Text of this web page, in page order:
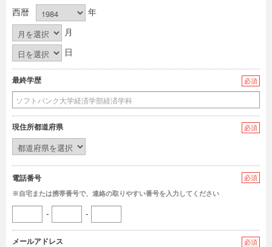
西暦 年
月
日
最終学歴 必須
現住所都道府県 必須
電話番号
※自宅または携帯番号で、連絡の取りやすい番号を入力してください
必須
- -
メールアドレス 必須